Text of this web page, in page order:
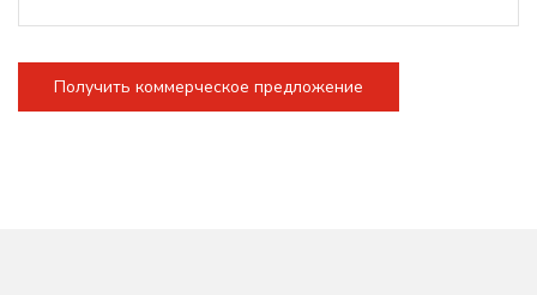
Получить коммерческое предложение